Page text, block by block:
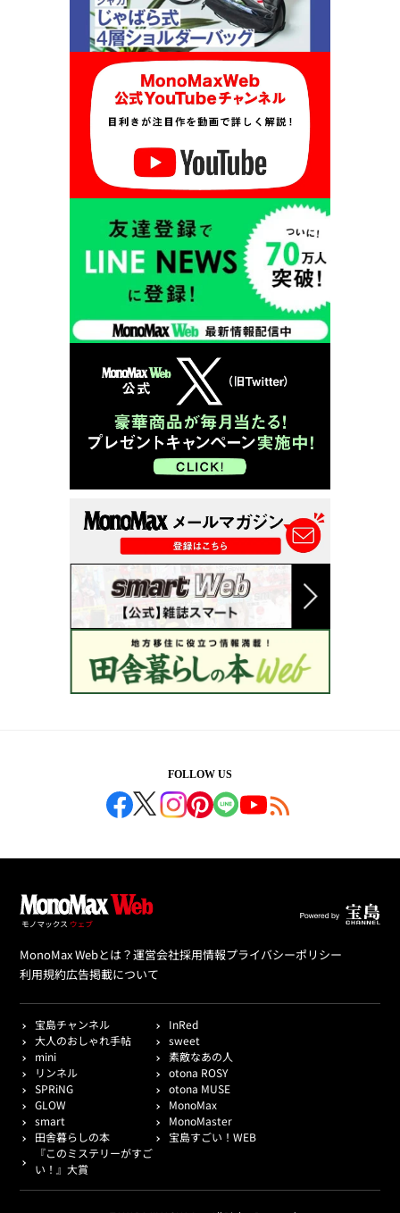
FOLLOW US
MonoMax Webとは？運営会社採用情報プライバシーポリシー
利用規約広告掲載について
宝島チャンネル
InRed
大人のおしゃれ手帖
sweet
mini
素敵なあの人
リンネル
otona ROSY
SPRiNG
otona MUSE
GLOW
MonoMax
smart
MonoMaster
田舎暮らしの本
宝島すごい！WEB
『このミステリーがすご
い！』大賞